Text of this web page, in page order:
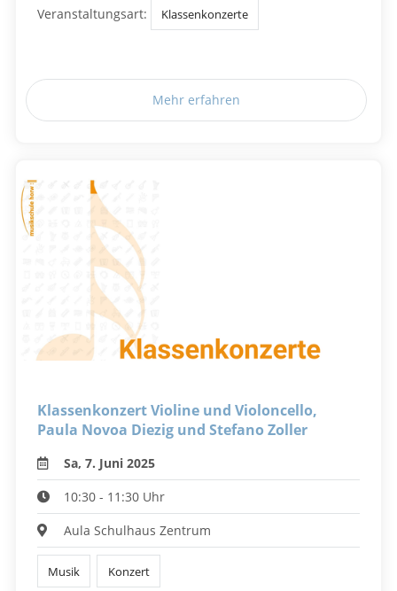
Veranstaltungsart: Klassenkonzerte
Mehr erfahren
Klassenkonzert Violine und Violoncello,
Paula Novoa Diezig und Stefano Zoller
Sa, 7. Juni 2025
10:30 - 11:30 Uhr
Aula Schulhaus Zentrum
Musik Konzert